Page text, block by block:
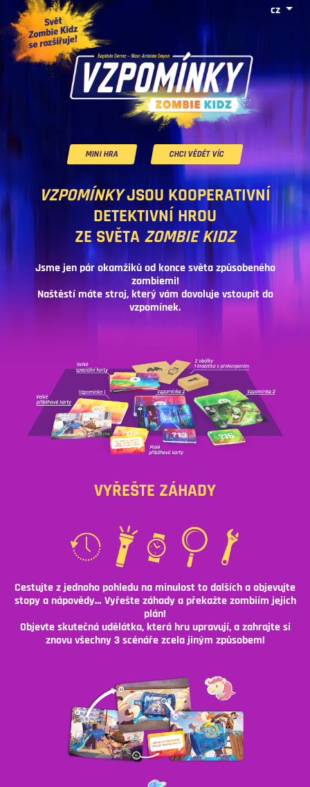
cz
MINI HRA CHCI VĚDĚT VÍC
VZPOMÍNKYJSOU KOOPERATIVNÍ
DETEKTIVNÍ HROU
ZE SVĚTA ZOMBIE KIDZ
Jsme jen pár okamžiků od konce světa způsobeného
zombiemi!
Naštěstí máte stroj, který vám dovoluje vstoupit do
vzpomínek.
VYŘEŠTE ZÁHADY
Cestujte z jednoho pohledu na minulost to dalších a objevujte
stopy a nápovědy… Vyřešte záhady a překažte zombiím jejich
plán!
Objevte skutečná udělátka, která hru upravují, a zahrajte si
znovu všechny 3 scénáře zcela jiným způsobem!